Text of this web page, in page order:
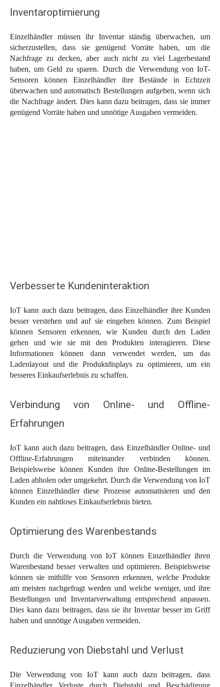
Inventaroptimierung
Einzelhändler müssen ihr Inventar ständig überwachen, um
sicherzustellen, dass sie genügend Vorräte haben, um die
Nachfrage zu decken, aber auch nicht zu viel Lagerbestand
haben, um Geld zu sparen. Durch die Verwendung von IoT-
Sensoren können Einzelhändler ihre Bestände in Echtzeit
überwachen und automatisch Bestellungen aufgeben, wenn sich
die Nachfrage ändert. Dies kann dazu beitragen, dass sie immer
genügend Vorräte haben und unnötige Ausgaben vermeiden.
Verbesserte Kundeninteraktion
IoT kann auch dazu beitragen, dass Einzelhändler ihre Kunden
besser verstehen und auf sie eingehen können. Zum Beispiel
können Sensoren erkennen, wie Kunden durch den Laden
gehen und wie sie mit den Produkten interagieren. Diese
Informationen können dann verwendet werden, um das
Ladenlayout und die Produktdisplays zu optimieren, um ein
besseres Einkaufserlebnis zu schaffen.
Verbindung von Online- und Offline-
Erfahrungen
IoT kann auch dazu beitragen, dass Einzelhändler Online- und
Offline-Erfahrungen miteinander verbinden können.
Beispielsweise können Kunden ihre Online-Bestellungen im
Laden abholen oder umgekehrt. Durch die Verwendung von IoT
können Einzelhändler diese Prozesse automatisieren und den
Kunden ein nahtloses Einkaufserlebnis bieten.
Optimierung des Warenbestands
Durch die Verwendung von IoT können Einzelhändler ihren
Warenbestand besser verwalten und optimieren. Beispielsweise
können sie mithilfe von Sensoren erkennen, welche Produkte
am meisten nachgefragt werden und welche weniger, und ihre
Bestellungen und Inventarverwaltung entsprechend anpassen.
Dies kann dazu beitragen, dass sie ihr Inventar besser im Griff
haben und unnötige Ausgaben vermeiden.
Reduzierung von Diebstahl und Verlust
Die Verwendung von IoT kann auch dazu beitragen, dass
Einzelhändler Verluste durch Diebstahl und Beschädigung